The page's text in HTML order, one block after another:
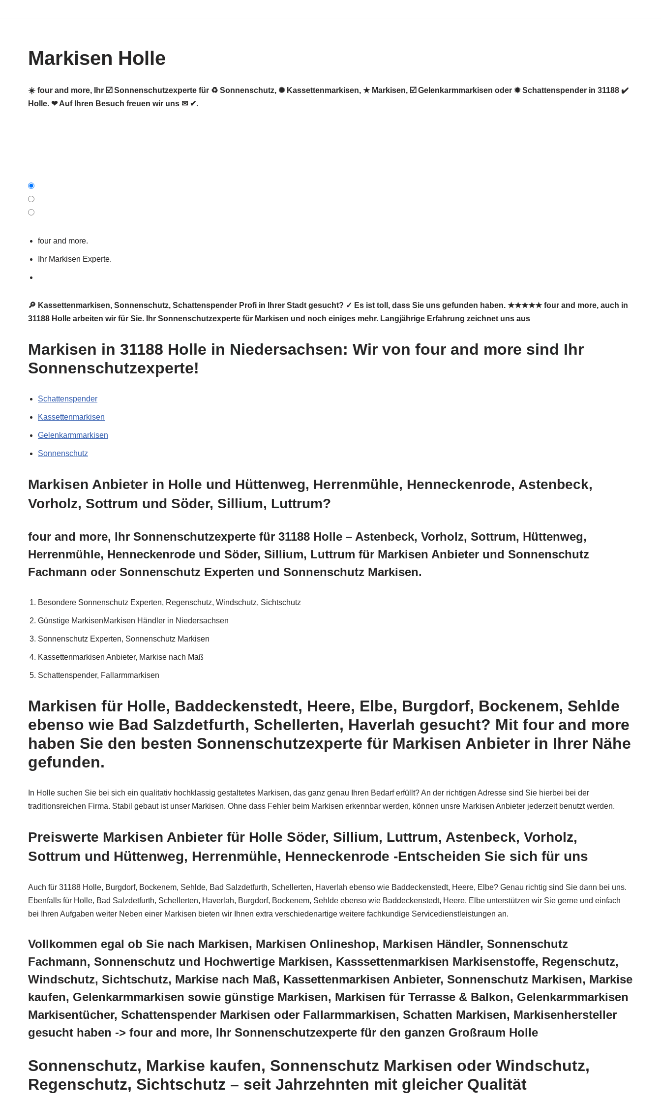
springenMarkisen Holle
☀️ four and more, Ihr ☑️ Sonnenschutzexperte für ♻ Sonnenschutz, ✺ Kassettenmarkisen, ★ Markisen, ☑️ Gelenkarmmarkisen oder ✹ Schattenspender in 31188 ✔️
Holle. ❤ Auf Ihren Besuch freuen wir uns ✉ ✔.
four and more.
Ihr Markisen Experte.
🔎 Kassettenmarkisen, Sonnenschutz, Schattenspender Profi in Ihrer Stadt gesucht? ✓ Es ist toll, dass Sie uns gefunden haben. ★★★★★ four and more, auch in
31188 Holle arbeiten wir für Sie. Ihr Sonnenschutzexperte für Markisen und noch einiges mehr. Langjährige Erfahrung zeichnet uns aus
Markisen in 31188 Holle in Niedersachsen: Wir von four and more sind Ihr
Sonnenschutzexperte!
Schattenspender
Kassettenmarkisen
Gelenkarmmarkisen
Sonnenschutz
Markisen Anbieter in Holle und Hüttenweg, Herrenmühle, Henneckenrode, Astenbeck,
Vorholz, Sottrum und Söder, Sillium, Luttrum?
four and more, Ihr Sonnenschutzexperte für 31188 Holle – Astenbeck, Vorholz, Sottrum, Hüttenweg,
Herrenmühle, Henneckenrode und Söder, Sillium, Luttrum für Markisen Anbieter und Sonnenschutz
Fachmann oder Sonnenschutz Experten und Sonnenschutz Markisen.
Besondere Sonnenschutz Experten, Regenschutz, Windschutz, Sichtschutz
Günstige MarkisenMarkisen Händler in Niedersachsen
Sonnenschutz Experten, Sonnenschutz Markisen
Kassettenmarkisen Anbieter, Markise nach Maß
Schattenspender, Fallarmmarkisen
Markisen für Holle, Baddeckenstedt, Heere, Elbe, Burgdorf, Bockenem, Sehlde
ebenso wie Bad Salzdetfurth, Schellerten, Haverlah gesucht? Mit four and more
haben Sie den besten Sonnenschutzexperte für Markisen Anbieter in Ihrer Nähe
gefunden.
In Holle suchen Sie bei sich ein qualitativ hochklassig gestaltetes Markisen, das ganz genau Ihren Bedarf erfüllt? An der richtigen Adresse sind Sie hierbei bei der
traditionsreichen Firma. Stabil gebaut ist unser Markisen. Ohne dass Fehler beim Markisen erkennbar werden, können unsre Markisen Anbieter jederzeit benutzt werden.
Preiswerte Markisen Anbieter für Holle Söder, Sillium, Luttrum, Astenbeck, Vorholz,
Sottrum und Hüttenweg, Herrenmühle, Henneckenrode -Entscheiden Sie sich für uns
Auch für 31188 Holle, Burgdorf, Bockenem, Sehlde, Bad Salzdetfurth, Schellerten, Haverlah ebenso wie Baddeckenstedt, Heere, Elbe? Genau richtig sind Sie dann bei uns.
Ebenfalls für Holle, Bad Salzdetfurth, Schellerten, Haverlah, Burgdorf, Bockenem, Sehlde ebenso wie Baddeckenstedt, Heere, Elbe unterstützen wir Sie gerne und einfach
bei Ihren Aufgaben weiter Neben einer Markisen bieten wir Ihnen extra verschiedenartige weitere fachkundige Servicedienstleistungen an.
Vollkommen egal ob Sie nach Markisen, Markisen Onlineshop, Markisen Händler, Sonnenschutz
Fachmann, Sonnenschutz und Hochwertige Markisen, Kasssettenmarkisen Markisenstoffe, Regenschutz,
Windschutz, Sichtschutz, Markise nach Maß, Kassettenmarkisen Anbieter, Sonnenschutz Markisen, Markise
kaufen, Gelenkarmmarkisen sowie günstige Markisen, Markisen für Terrasse & Balkon, Gelenkarmmarkisen
Markisentücher, Schattenspender Markisen oder Fallarmmarkisen, Schatten Markisen, Markisenhersteller
gesucht haben -> four and more, Ihr Sonnenschutzexperte für den ganzen Großraum Holle
Sonnenschutz, Markise kaufen, Sonnenschutz Markisen oder Windschutz,
Regenschutz, Sichtschutz – seit Jahrzehnten mit gleicher Qualität